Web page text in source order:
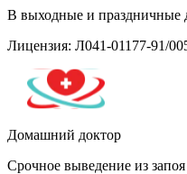
В выходные и праздничные
Лицензия: Л041-01177-91/
Домашний доктор
Срочное выведение из